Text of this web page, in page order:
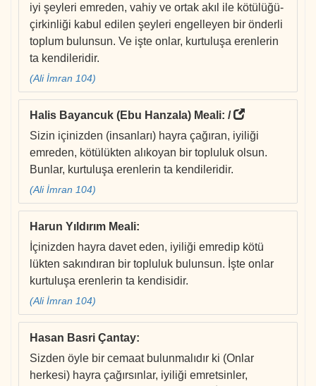
iyi şeyleri emreden, vahiy ve ortak akıl ile kötülüğü-
çirkinliği kabul edilen şeyleri engelleyen bir önderli
toplum bulunsun. Ve işte onlar, kurtuluşa erenlerin
ta kendileridir.
(Ali İmran 104)
Halis Bayancuk (Ebu Hanzala) Meali: /
Sizin içinizden (insanları) hayra çağıran, iyiliği
emreden, kötülükten alıkoyan bir topluluk olsun.
Bunlar, kurtuluşa erenlerin ta kendileridir.
(Ali İmran 104)
Harun Yıldırım Meali:
İçinizden hayra davet eden, iyiliği emredip kötü
lükten sakındıran bir topluluk bulunsun. İşte onlar
kurtuluşa erenlerin ta kendisidir.
(Ali İmran 104)
Hasan Basri Çantay:
Sizden öyle bir cemaat bulunmalıdır ki (Onlar
herkesi) hayra çağırsınlar, iyiliği emretsinler,